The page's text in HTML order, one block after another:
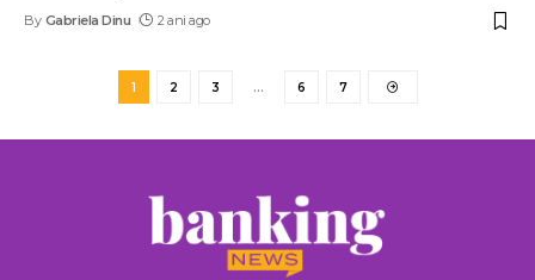
By Gabriela Dinu 2 ani ago
1 2 3 … 6 7